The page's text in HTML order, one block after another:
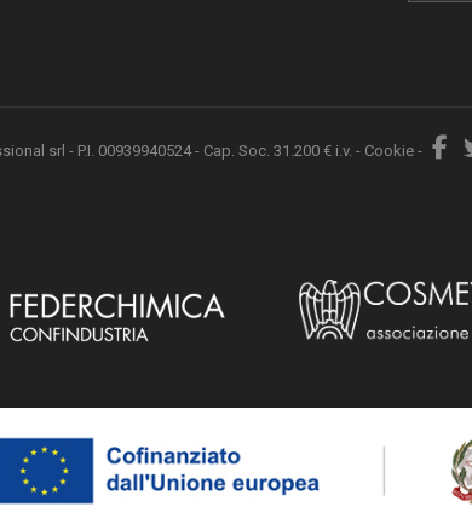
srl - P.I. 00939940524 - Cap. Soc. 31.200 € i.v. - Cookie -